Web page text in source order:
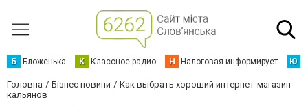
Б Бложенька К Классное радио Н Налоговая информирует Ю
Головна Бізнес новини
Как выбрать хороший интернет-магазин
кальянов